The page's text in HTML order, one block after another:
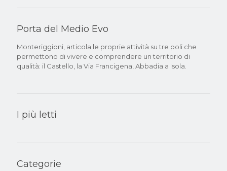
Porta del Medio Evo
Monteriggioni, articola le proprie attività su tre poli che
permettono di vivere e comprendere un territorio di
qualità: il Castello, la Via Francigena, Abbadia a Isola.
I più letti
Categorie